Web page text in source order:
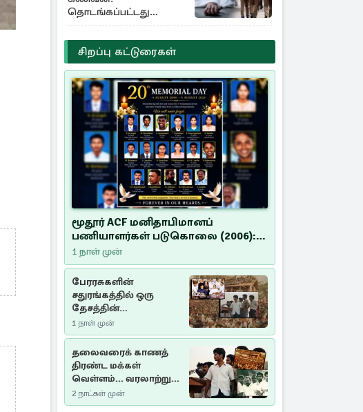
தொடங்கப்பட்டது
விசாரணை
சிறப்பு கட்டுரைகள்
மூதூர் ACF மனிதாபிமானப்
பணியாளர்கள் படுகொலை (2006):
20 ஆண்டுகளாகியும் நீதி
மறுக்கப்பட்ட மனிதாபிமானப்
பேரவலம்
1 நாள் முன்
பேரரசுகளின்
சதுரங்கத்தில் ஒரு
தேசத்தின்
தீர்க்கதரிசனம் :
சுதுமலை பிரகடனம்
ஒரு வரலாற்றுப் பாடம்
1 நாள் முன்
தலைவரைக் காணத்
திரண்ட மக்கள்
வெள்ளம்... வரலாற்றுச்
சிறப்புமிக்க சுதுமலைப்
பிரகடனம்…
2 நாட்கள் முன்